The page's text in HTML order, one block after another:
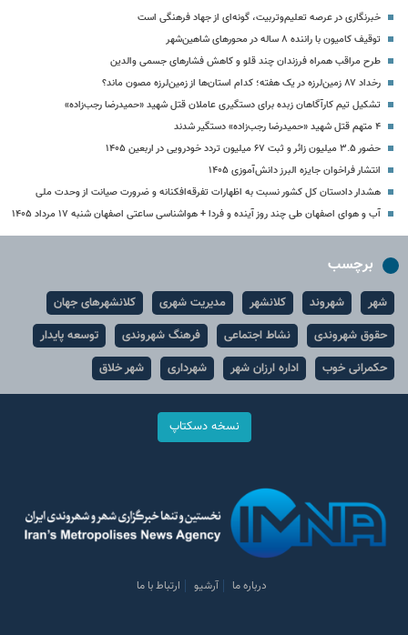
خبرنگاری در عرصه تعلیم‌وتربیت، گونه‌ای از جهاد فرهنگی است
توقیف کامیون با راننده ۸ ساله در محورهای شاهین‌شهر
طرح مراقب همراه فرزندان چند قلو و کاهش فشارهای جسمی والدین
رخداد ۸۷ زمین‌لرزه در یک هفته؛ کدام استان‌ها از زمین‌لرزه مصون ماند؟
تشکیل تیم کارآگاهان زبده برای دستگیری عاملان قتل شهید «حمیدرضا رجب‌زاده»
۴ متهم قتل شهید «حمیدرضا رجب‌زاده» دستگیر شدند
حضور ۳.۵ میلیون زائر و ثبت ۶۷ میلیون تردد خودرویی در اربعین ۱۴۰۵
انتشار فراخوان جایزه البرز دانش‌آموزی ۱۴۰۵
هشدار دادستان کل کشور نسبت به اظهارات تفرقه‌افکنانه و ضرورت صیانت از وحدت ملی
آب و هوای اصفهان طی چند روز آینده و فردا + هواشناسی ساعتی اصفهان شنبه ۱۷ مرداد ۱۴۰۵
برچسب
شهر شهروند کلانشهر مدیریت شهری
کلانشهرهای جهان
حقوق شهروندی
نشاط اجتماعی فرهنگ شهروندی
توسعه پایدار
حکمرانی خوب
اداره ارزان شهر شهرداری شهر خلاق
نسخه دسکتاپ
درباره ما آرشیو ارتباط با ما